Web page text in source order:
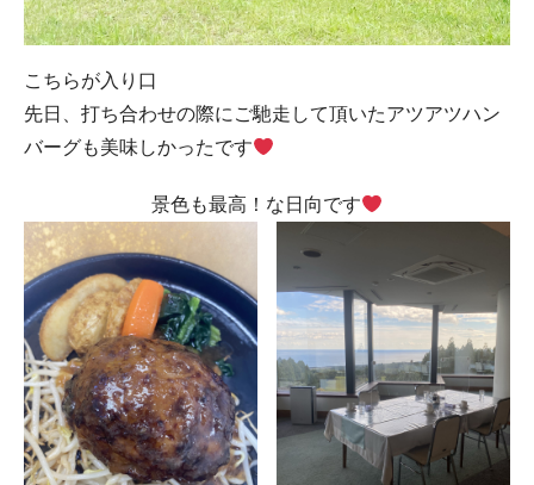
こちらが入り口
先日、打ち合わせの際にご馳走して頂いたアツアツハン
バーグも美味しかったです
景色も最高！な日向です